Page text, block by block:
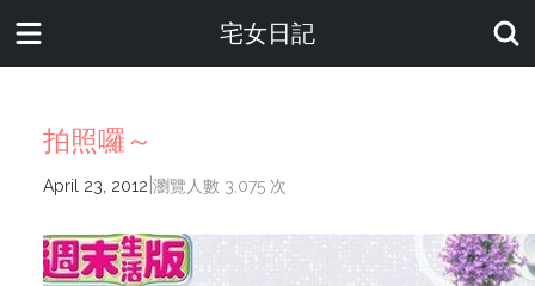
宅女日記
拍照囉～
April 23, 2012 瀏覽人數 3,075 次